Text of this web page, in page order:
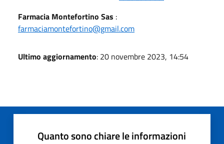
Farmacia Montefortino Sas :
farmaciamontefortino@gmail.com
Ultimo aggiornamento: 20 novembre 2023, 14:54
Quanto sono chiare le informazioni